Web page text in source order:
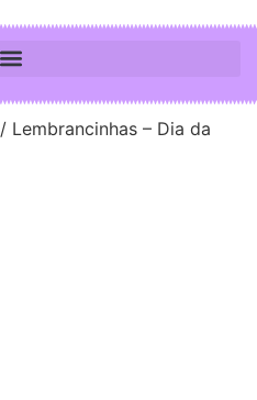
/ Lembrancinhas – Dia da